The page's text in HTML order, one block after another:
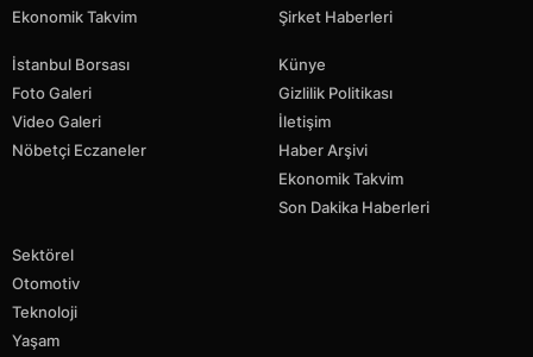
Ekonomik Takvim
Şirket Haberleri
İstanbul Borsası
Foto Galeri
Video Galeri
Nöbetçi Eczaneler
Künye
Gizlilik Politikası
İletişim
Haber Arşivi
Ekonomik Takvim
Son Dakika Haberleri
Sektörel
Otomotiv
Teknoloji
Yaşam